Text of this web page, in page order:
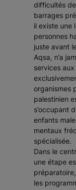
difficultés
barrages
il existe une
personnes
juste avant
Aqsa, n’a
services
organismes
palestinien
s’occupant
enfants
mentaux
spécialisée.
Dans le
une étape
les